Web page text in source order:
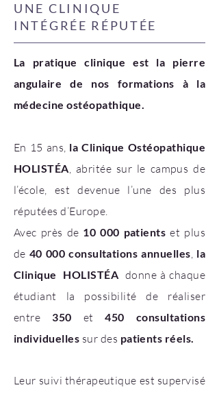
UNE CLINIQUE
INTÉGRÉE RÉPUTÉE
La pratique clinique est la pierre
angulaire de nos formations à la
médecine ostéopathique.
En 15 ans, la Clinique Ostéopathique
HOLISTÉA, abritée sur le campus de
l’école, est devenue l’une des plus
réputées d’Europe.
Avec près de 10 000 patientset plus
de 40 000 consultations annuelles, la
Clinique HOLISTÉA donne à chaque
étudiant la possibilité de réaliser
entre 350 et450 consultations
individuelles sur des patients réels.
Leur suivi thérapeutique est supervisé